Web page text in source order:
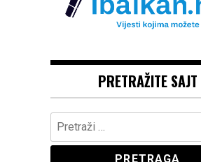
IBALKAN
PRETRAŽITE SAJT
Pretraga: